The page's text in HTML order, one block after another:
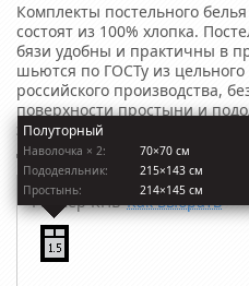
Комплекты постельного
состоят из 100% хлопка.
бязи удобны и практичны в
шьются по ГОСТу из
российского производства,
поверхности простыни и
экологически безопасные
долговечность и яркость
Размер КПБ Как выбрать
Полуторный
Наволочкa × 2:
70×70 см
Пододеяльник:
215×143 см
Простынь:
214×145 см